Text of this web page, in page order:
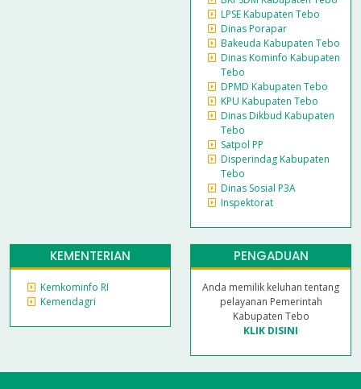
LPSE Kabupaten Tebo
Dinas Porapar
Bakeuda Kabupaten Tebo
Dinas Kominfo Kabupaten
Tebo
DPMD Kabupaten Tebo
KPU Kabupaten Tebo
Dinas Dikbud Kabupaten
Tebo
Satpol PP
Disperindag Kabupaten
Tebo
Dinas Sosial P3A
Inspektorat
KEMENTERIAN
Kemkominfo RI
Kemendagri
PENGADUAN
Anda memilik keluhan tentang
pelayanan Pemerintah
Kabupaten Tebo
KLIK DISINI